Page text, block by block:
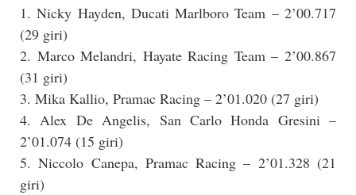
1. Nicky Hayden, Ducati Marlboro Team – 2’00.717
(29 giri)
2. Marco Melandri, Hayate Racing Team – 2’00.867
(31 giri)
3. Mika Kallio, Pramac Racing – 2’01.020 (27 giri)
4. Alex De Angelis, San Carlo Honda Gresini –
2’01.074 (15 giri)
5. Niccolo Canepa, Pramac Racing – 2’01.328 (21
giri)